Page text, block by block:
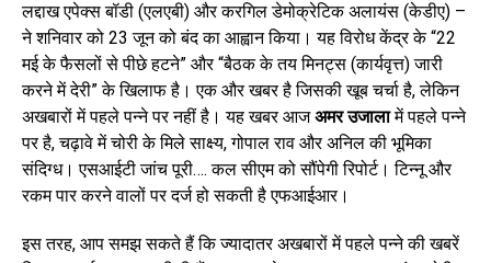
लद्दाख एपेक्स बॉडी (एलएबी) और करगिल डेमोक्रेटिक अलायंस (केडीए) –
ने शनिवार को 23 जून को बंद का आह्वान किया। यह विरोध केंद्र के “22
मई के फैसलों से पीछे हटने” और “बैठक के तय मिनट्स (कार्यवृत्त) जारी
करने में देरी” के खिलाफ है। एक और खबर है जिसकी खूब चर्चा है, लेकिन
अखबारों में पहले पन्ने पर नहीं है। यह खबर आजअमर उजालामें पहले पन्ने
पर है, चढ़ावे में चोरी के मिले साक्ष्य, गोपाल राव और अनिल की भूमिका
संदिग्ध। एसआईटी जांच पूरी…. कल सीएम को सौंपेगी रिपोर्ट। टिन्नू और
रकम पार करने वालों पर दर्ज हो सकती है एफआईआर।
इस तरह, आप समझ सकते हैं कि ज्यादातर अखबारों में पहले पन्ने की खबरें